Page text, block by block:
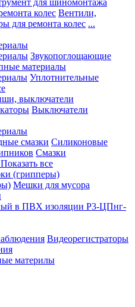
для шиномонтажа
колес Вентили,
для ремонта колес ...
Звукопоглощающие
материалы
Уплотнительные
выключатели
Выключатели
смазки Силиконовые
Смазки
все
(грипперы)
Мешки для мусора
в ПВХ изоляции Р3-ЦПнг-
Видеорегистраторы
материлы